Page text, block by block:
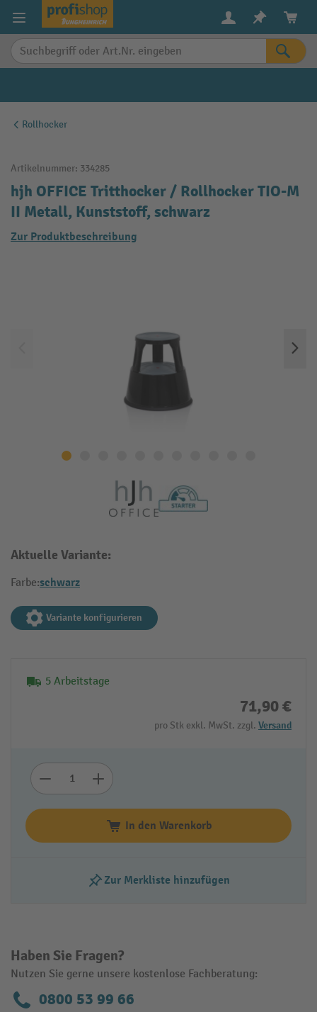
springen
Rollhocker
Artikelnummer: 334285
hjh OFFICE Tritthocker / Rollhocker TIO-M
II Metall, Kunststoff, schwarz
Zur Produktbeschreibung
Aktuelle Variante:
Farbe:schwarz
Variante konfigurieren
5 Arbeitstage
71,90 €
pro Stk exkl. MwSt. zzgl. Versand
In den Warenkorb
Zur Merkliste hinzufügen
Haben Sie Fragen?
Nutzen Sie gerne unsere kostenlose Fachberatung:
0800 53 99 66